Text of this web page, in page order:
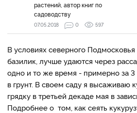
растений, автор книг по
садоводству
07.05.2018 0 597
В условиях северного Подмосковья
базилик, лучше удаются через
одно и то же время - примерно за
в грунт. В своем саду я высаживаю
грядку в третьей декаде мая в
Подробнее о том, как сеять